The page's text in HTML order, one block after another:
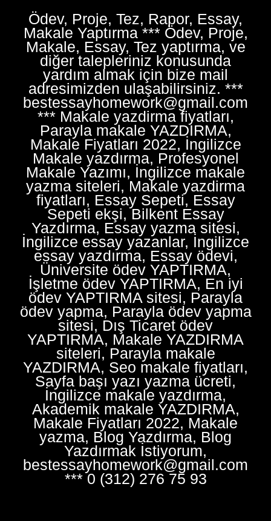
Ödev, Proje, Tez, Rapor, Essay,
Makale Yaptırma *** Ödev, Proje,
Makale, Essay, Tez yaptırma, ve
diğer talepleriniz konusunda
yardım almak için bize mail
adresimizden ulaşabilirsiniz. ***
bestessayhomework@gmail.com
*** Makale yazdirma fiyatları,
Parayla makale YAZDIRMA,
Makale Fiyatları 2022, İngilizce
Makale yazdırma, Profesyonel
Makale Yazımı, İngilizce makale
yazma siteleri, Makale yazdirma
fiyatları, Essay Sepeti, Essay
Sepeti ekşi, Bilkent Essay
Yazdırma, Essay yazma sitesi,
İngilizce essay yazanlar, İngilizce
essay yazdırma, Essay ödevi,
Üniversite ödev YAPTIRMA,
İşletme ödev YAPTIRMA, En iyi
ödev YAPTIRMA sitesi, Parayla
ödev yapma, Parayla ödev yapma
sitesi, Dış Ticaret ödev
YAPTIRMA, Makale YAZDIRMA
siteleri, Parayla makale
YAZDIRMA, Seo makale fiyatları,
Sayfa başı yazı yazma ücreti,
İngilizce makale yazdırma,
Akademik makale YAZDIRMA,
Makale Fiyatları 2022, Makale
yazma, Blog Yazdırma, Blog
Yazdırmak İstiyorum,
bestessayhomework@gmail.com
*** 0 (312) 276 75 93